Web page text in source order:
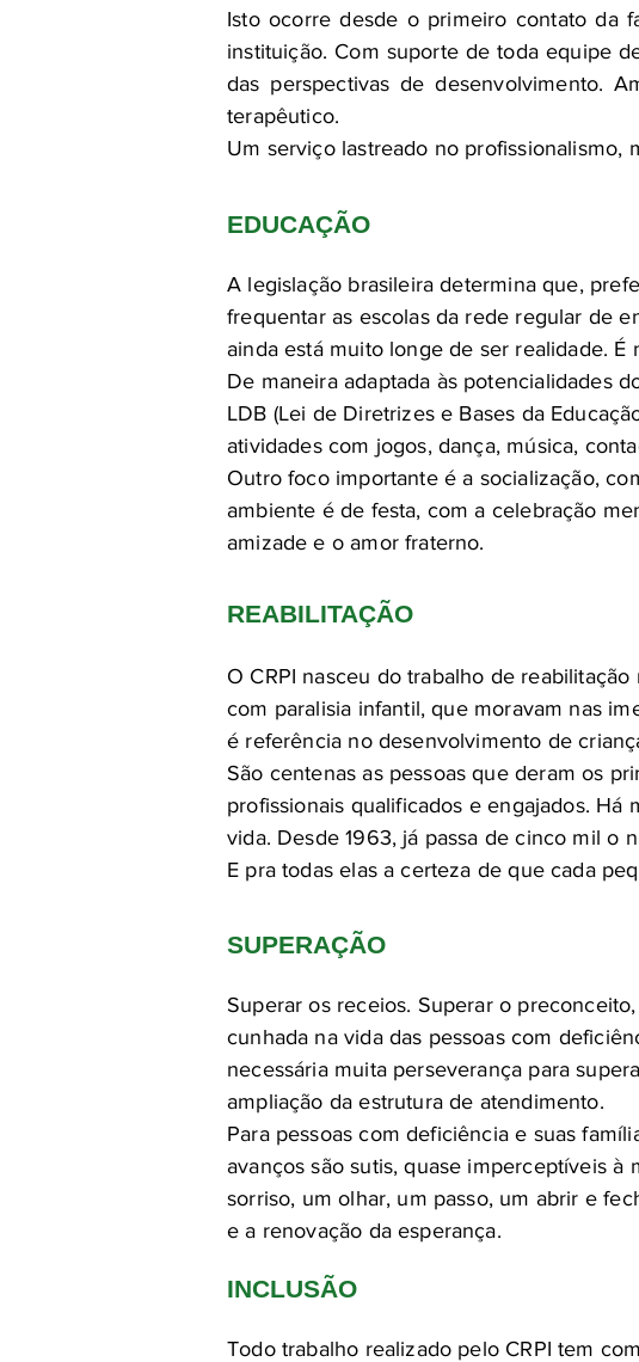
Isto ocorre desde o primeiro contato da
instituição. Com suporte de toda equipe
das perspectivas de desenvolvimento.
terapêutico.
Um serviço lastreado no profissionalismo,
EDUCAÇÃO
A legislação brasileira determina que,
frequentar as escolas da rede regular de
ainda está muito longe de ser realidade. É
De maneira adaptada às potencialidades
LDB (Lei de Diretrizes e Bases da
atividades com jogos, dança, música,
Outro foco importante é a socialização,
ambiente é de festa, com a celebração
amizade e o amor fraterno.
REABILITAÇÃO
O CRPI nasceu do trabalho de
com paralisia infantil, que moravam nas
é referência no desenvolvimento de
São centenas as pessoas que deram os
profissionais qualificados e engajados. Há
vida. Desde 1963, já passa de cinco mil o
E pra todas elas a certeza de que cada
SUPERAÇÃO
Superar os receios. Superar o
cunhada na vida das pessoas com
necessária muita perseverança para
ampliação da estrutura de atendimento.
Para pessoas com deficiência e suas
avanços são sutis, quase imperceptíveis
sorriso, um olhar, um passo, um abrir e
e a renovação da esperança.
INCLUSÃO
Todo trabalho realizado pelo CRPI tem